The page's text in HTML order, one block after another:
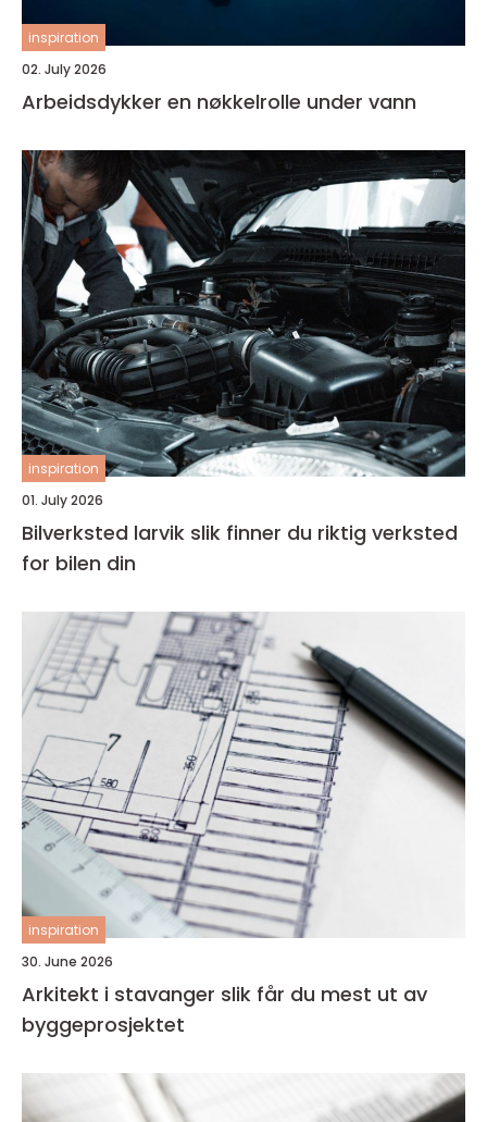
inspiration
02. July 2026
Arbeidsdykker en nøkkelrolle under vann
inspiration
01. July 2026
Bilverksted larvik slik finner du riktig verksted
for bilen din
inspiration
30. June 2026
Arkitekt i stavanger slik får du mest ut av
byggeprosjektet